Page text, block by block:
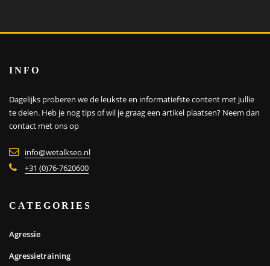
INFO
Dagelijks proberen we de leukste en informatiefste content met jullie
te delen. Heb je nog tips of wil je graag een artikel plaatsen? Neem dan
contact met ons op
info@wetalkseo.nl
+31 (0)76-7620600
CATEGORIES
Agressie
Agressietraining